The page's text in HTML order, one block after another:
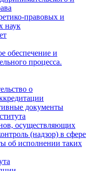
правовых и
наук
обеспечение и
процесса.
о
документы
осуществляющих
(надзор) в сфере
об исполнении таких